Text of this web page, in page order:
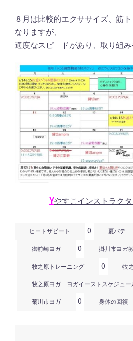
８月は比較的エクササイズ、筋
なりますが、
適度なスピードがあり、取り組み
Yやすこインストラク
ヒートザビート 0 夏バテ
御前崎ヨガ 0 掛川市ヨガ
牧之原トレーニング 0 牧
牧之原ヨガ ヨガイーストスケジュー
菊川市ヨガ 0 身体の回復